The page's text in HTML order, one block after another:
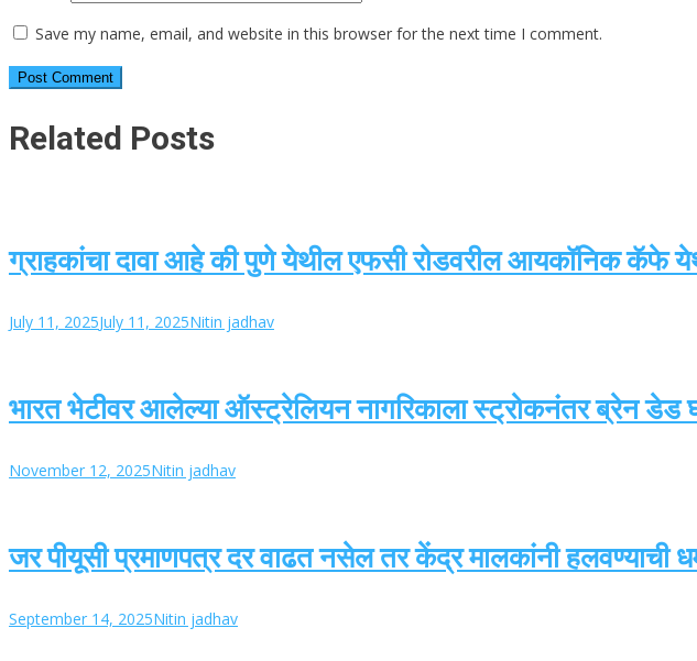
Save my name, email, and website in this browser for the next time I comment.
Related Posts
ग्राहकांचा दावा आहे की पुणे येथील एफसी रोडवरील आयकॉनिक कॅफे
July 11, 2025July 11, 2025Nitin jadhav
भारत भेटीवर आलेल्या ऑस्ट्रेलियन नागरिकाला स्ट्रोकनंतर ब्रेन डेड
November 12, 2025Nitin jadhav
जर पीयूसी प्रमाणपत्र दर वाढत नसेल तर केंद्र मालकांनी हलवण्याची
September 14, 2025Nitin jadhav